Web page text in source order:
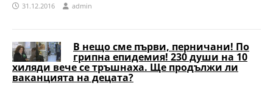
31.12.2016 admin
В нещо сме първи, перничани! По
грипна епидемия! 230 души на 10
хиляди вече се тръшнаха. Ще продължи ли
ваканцията на децата?